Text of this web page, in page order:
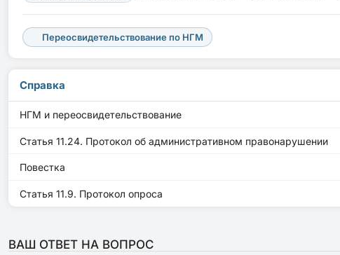
Переосвидетельствование по НГМ
Справка
НГМ и переосвидетельствование
Статья 11.24. Протокол об административном правонарушении
Повестка
Статья 11.9. Протокол опроса
ВАШ ОТВЕТ НА ВОПРОС